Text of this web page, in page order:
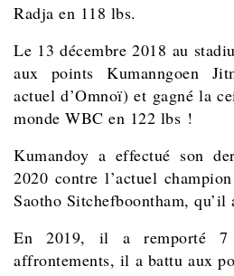
Radja en 118 lbs.
Le 13 décembre 2018 au
aux pointsKumanngoen
actuel d’Omnoï) et gagné la
monde WBC en 122 lbs !
Kumandoy a effectué son
2020 contre l’actuel
Saotho Sitchefboontham, qu’il
En 2019, il a remporté 7
affrontements, il a battu aux